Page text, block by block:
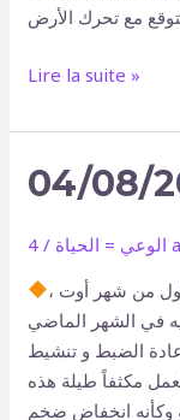
مع تحرك الأرض
Lire la suite »
04/08/
الوعي = الحياة /
من شهر أوت ،
في الشهر الماضي
الضبط و تنشيط
مكثفاً طيلة هذه
وكأنه انخفاض ضخم
04/08/2026